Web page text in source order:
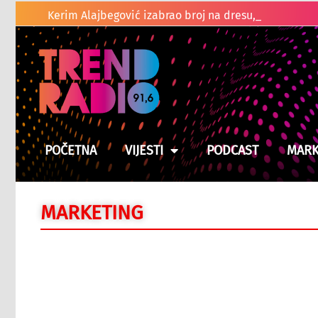
Suša prži usjeve u BiH, moguće poskupljenje hrane
POČETNA VIJESTI PODCAST
MARKETING